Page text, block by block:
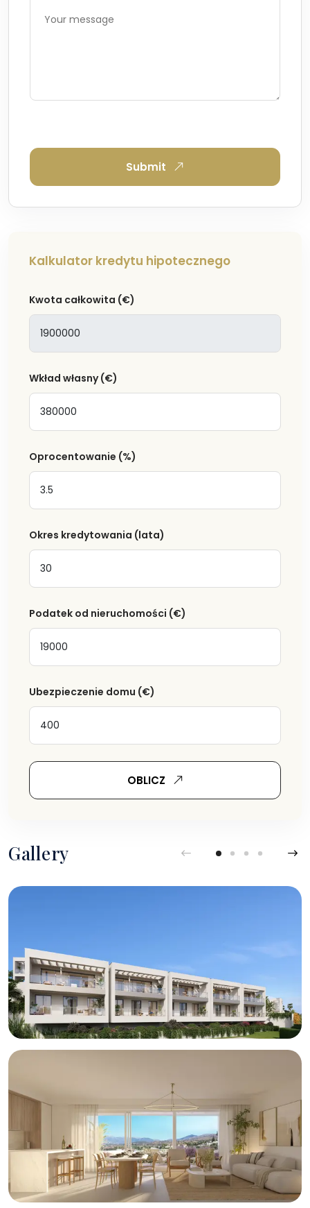
Submit
Kalkulator kredytu hipotecznego
Kwota całkowita (€)
Wkład własny(€)
Oprocentowanie (%)
Okres kredytowania (lata)
Podatek od nieruchomości (€)
Ubezpieczenie domu (€)
OBLICZ
Gallery